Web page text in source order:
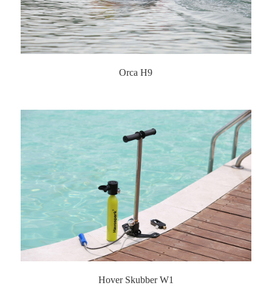
Orca H9
Hover Skubber W1